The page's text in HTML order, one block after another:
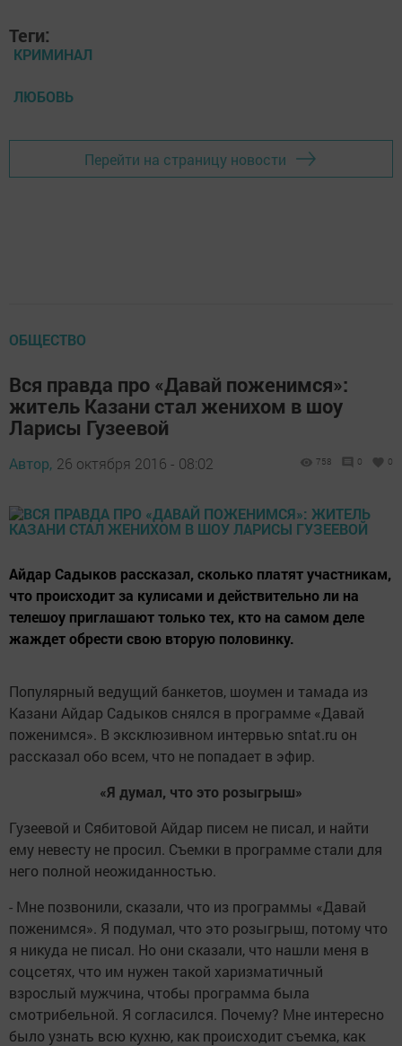
Теги:
КРИМИНАЛ
ЛЮБОВЬ
Перейти на страницу новости
ОБЩЕСТВО
Вся правда про «Давай поженимся»:
житель Казани стал женихом в шоу
Ларисы Гузеевой
Автор, 26 октября 2016 - 08:02 758 0 0
Айдар Садыков рассказал, сколько платят участникам,
что происходит за кулисами и действительно ли на
телешоу приглашают только тех, кто на самом деле
жаждет обрести свою вторую половинку.
Популярный ведущий банкетов, шоумен и тамада из
Казани Айдар Садыков снялся в программе «Давай
поженимся». В эксклюзивном интервью sntat.ru он
рассказал обо всем, что не попадает в эфир.
«Я думал, что это розыгрыш»
Гузеевой и Сябитовой Айдар писем не писал, и найти
ему невесту не просил. Съемки в программе стали для
него полной неожиданностью.
- Мне позвонили, сказали, что из программы «Давай
поженимся». Я подумал, что это розыгрыш, потому что
я никуда не писал. Но они сказали, что нашли меня в
соцсетях, что им нужен такой харизматичный
взрослый мужчина, чтобы программа была
смотрибельной. Я согласился. Почему? Мне интересно
было узнать всю кухню, как происходит съемка, как